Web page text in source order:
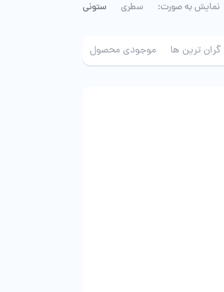
نمایش به صورت: سطری ستونی
گران ترین ها موجودی محصول